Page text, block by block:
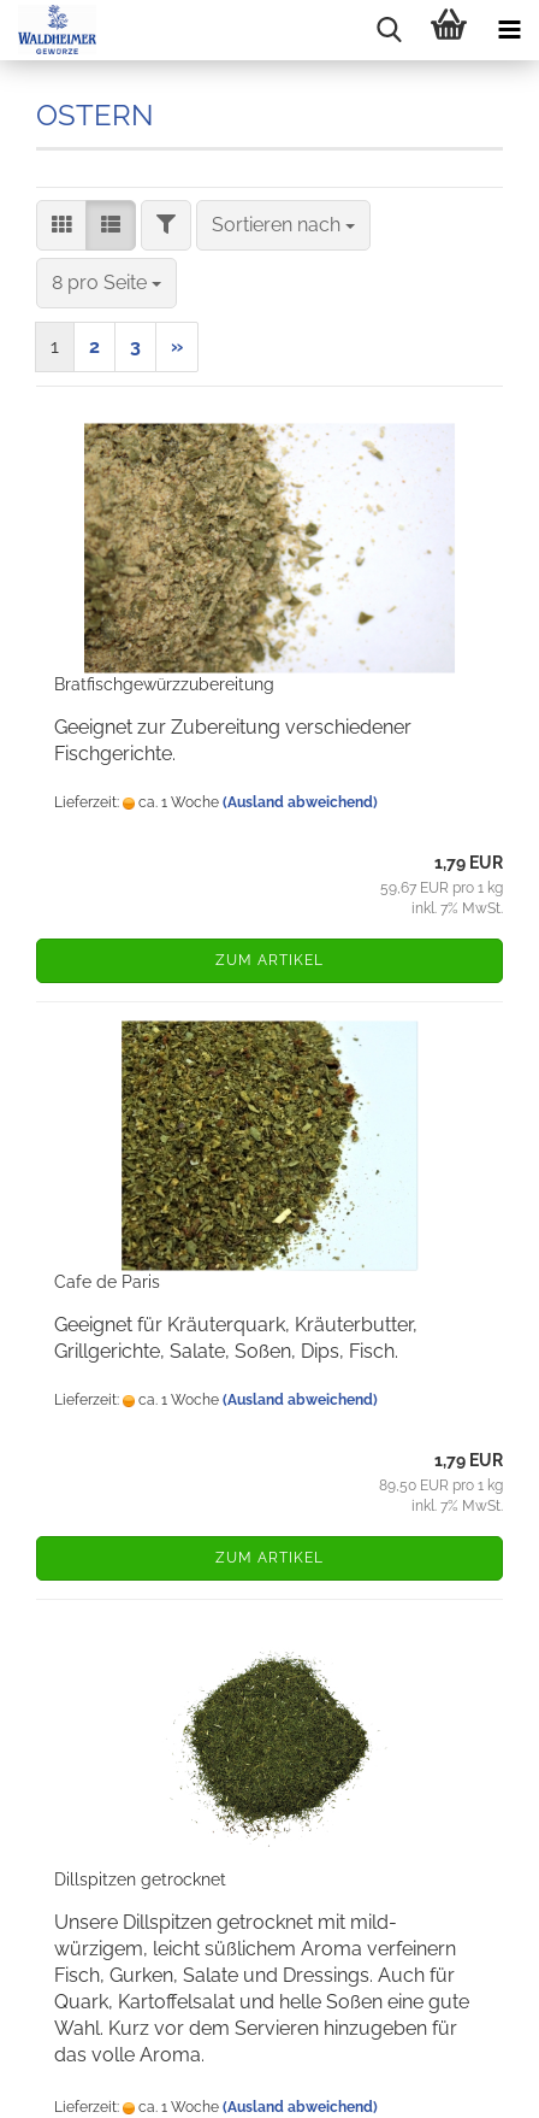
OSTERN
FILTERSortieren nach
Sortieren nach
8 pro Seite
pro Seite
1 2 3 »
Bratfischgewürzzubereitung
Geeignet zur Zubereitung verschiedener
Fischgerichte.
Lieferzeit: ca. 1 Woche (Ausland abweichend)
1,79 EUR
59,67 EUR pro 1 kg
inkl. 7% MwSt.
ZUM ARTIKEL
Cafe de Paris
Geeignet für Kräuterquark, Kräuterbutter,
Grillgerichte, Salate, Soßen, Dips, Fisch.
Lieferzeit: ca. 1 Woche (Ausland abweichend)
1,79 EUR
89,50 EUR pro 1 kg
inkl. 7% MwSt.
ZUM ARTIKEL
Dillspitzen getrocknet
Unsere Dillspitzen getrocknet mit mild-
würzigem, leicht süßlichem Aroma verfeinern
Fisch, Gurken, Salate und Dressings. Auch für
Quark, Kartoffelsalat und helle Soßen eine gute
Wahl. Kurz vor dem Servieren hinzugeben für
das volle Aroma.
Lieferzeit: ca. 1 Woche (Ausland abweichend)